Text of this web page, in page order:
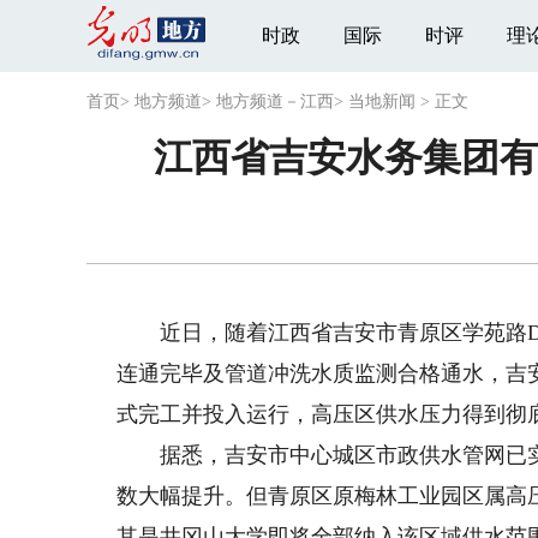
时政 国际 时评 理
首页 > 地方频道> 地方频道－江西> 当地新闻 > 正文
江西省吉安水务集团
近日，随着江西省吉安市青原区学苑路
连通完毕及管道冲洗水质监测合格通水，
式完工并投入运行，高压区供水压力得到
据悉，吉安市中心城区市政供水管网已
数大幅提升。但青原区原梅林工业园区属